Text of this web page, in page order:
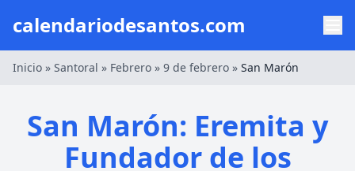
calendariodesantos.com
Inicio » Santoral » Febrero » 9 de febrero » San Marón
San Marón: Eremita y
Fundador de los